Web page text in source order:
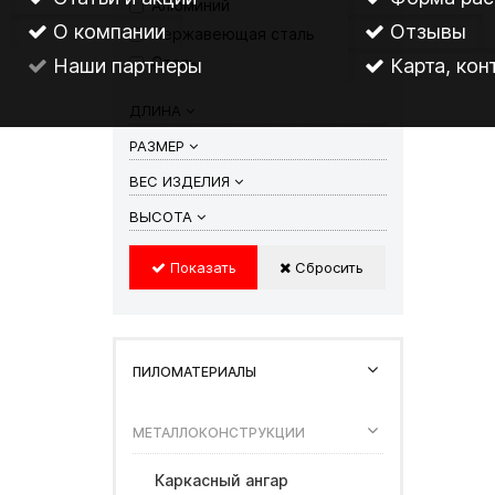
О компании
Отзывы
Наши партнеры
Карта,
Алюминий
Нержавеющая сталь
Сталь
ДЛИНА
РАЗМЕР
ВЕС ИЗДЕЛИЯ
ВЫСОТА
Показать Сбросить
ПИЛОМАТЕРИАЛЫ
МЕТАЛЛОКОНСТРУКЦИИ
Каркасный ангар